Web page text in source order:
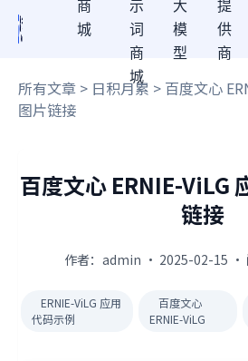
商
城
示
词
商
城
大
模
型
提
供
商
所有文章 > 日积月累 > 百度文心
图片链接
百度文心 ERNIE-ViLG
链接
作者：admin · 2025-02-15 ·
ERNIE-ViLG 应用
代码示例
百度文心
ERNIE-ViLG